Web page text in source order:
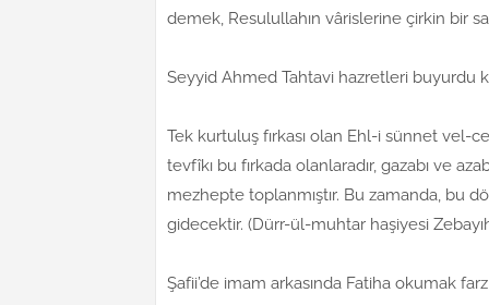
demek, Resulullahın vârislerine çirkin bir
Seyyid Ahmed Tahtavi hazretleri buyurdu
Tek kurtuluş fırkası olan Ehl-i sünnet vel-
tevfîkı bu fırkada olanlaradır, gazabı ve
mezhepte toplanmıştır. Bu zamanda, bu
gidecektir. (Dürr-ül-muhtar haşiyesi Zebayıh
Şafii’de imam arkasında Fatiha okumak